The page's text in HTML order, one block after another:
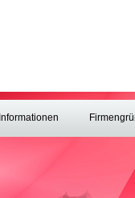
Informationen